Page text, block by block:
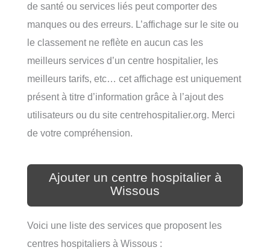
de santé ou services liés peut comporter des
manques ou des erreurs. L’affichage sur le site ou
le classement ne reflète en aucun cas les
meilleurs services d’un centre hospitalier, les
meilleurs tarifs, etc… cet affichage est uniquement
présent à titre d’information grâce à l’ajout des
utilisateurs ou du site centrehospitalier.org. Merci
de votre compréhension.
Ajouter un centre hospitalier à
Wissous
Voici une liste des services que proposent les
centres hospitaliers à Wissous :